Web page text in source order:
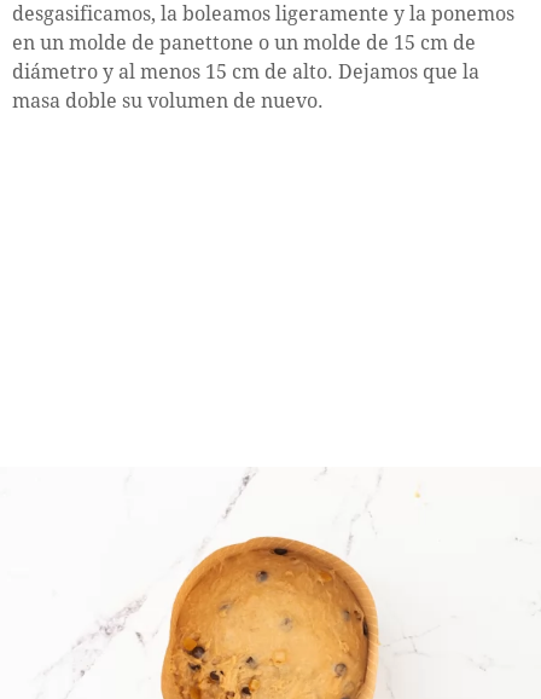
desgasificamos, la boleamos ligeramente y la ponemos
en un molde de panettone o un molde de 15 cm de
diámetro y al menos 15 cm de alto. Dejamos que la
masa doble su volumen de nuevo.